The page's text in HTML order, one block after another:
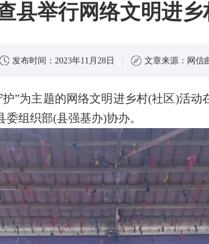
县举行网络文明进
发布时间： 2023年11月28日 文章来源： 网信
”为主题的网络文明进乡村(社区)活
组织部(县强基办)协办。